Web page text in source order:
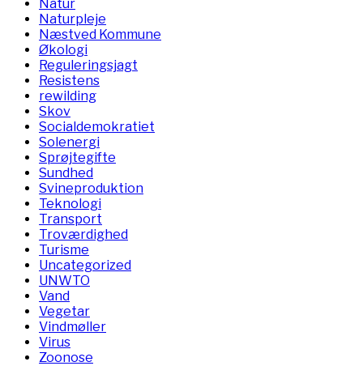
Natur
Naturpleje
Næstved Kommune
Økologi
Reguleringsjagt
Resistens
rewilding
Skov
Socialdemokratiet
Solenergi
Sprøjtegifte
Sundhed
Svineproduktion
Teknologi
Transport
Troværdighed
Turisme
Uncategorized
UNWTO
Vand
Vegetar
Vindmøller
Virus
Zoonose